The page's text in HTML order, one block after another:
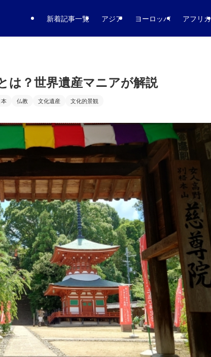
新着記事一覧 アジア ヨーロッパ アフリカ
は？世界遺産マニアが解説
仏教 文化遺産 文化的景観